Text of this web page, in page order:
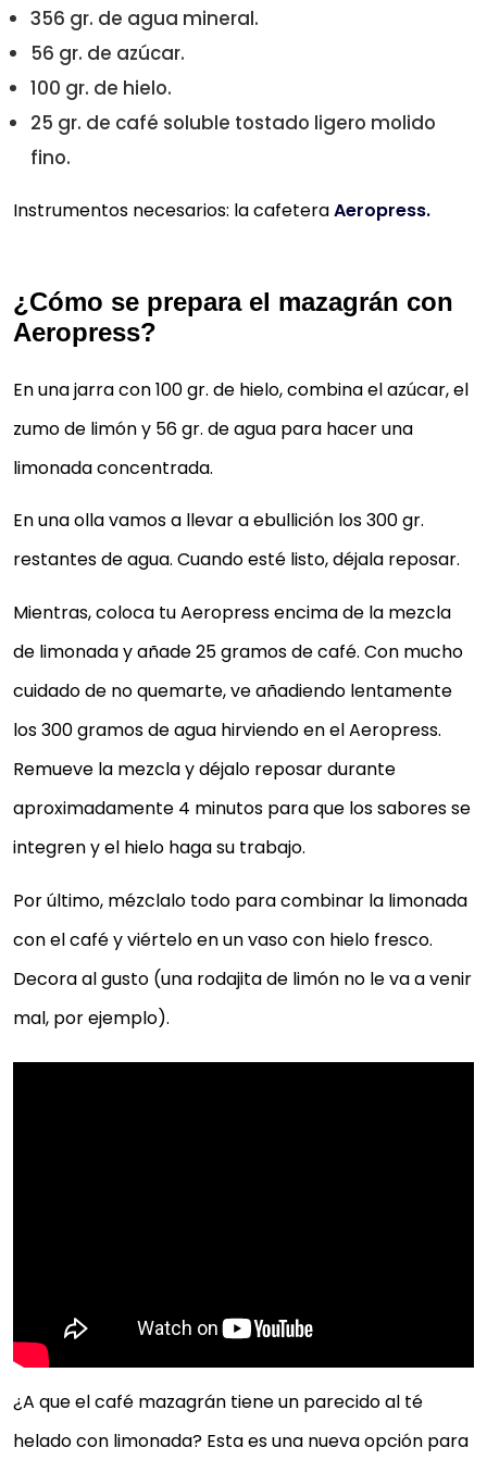
356 gr. de agua mineral.
56 gr. de azúcar.
100 gr. de hielo.
25 gr. de café soluble tostado ligero molido
fino.
Instrumentos necesarios: la cafeteraAeropress.
¿Cómo se prepara el mazagrán con
Aeropress?
En una jarra con 100 gr. de hielo, combina el azúcar, el
zumo de limón y 56 gr. de agua para hacer una
limonada concentrada.
En una olla vamos a llevar a ebullición los 300 gr.
restantes de agua. Cuando esté listo, déjala reposar.
Mientras, coloca tu Aeropress encima de la mezcla
de limonada y añade 25 gramos de café. Con mucho
cuidado de no quemarte, ve añadiendo lentamente
los 300 gramos de agua hirviendo en el Aeropress.
Remueve la mezcla y déjalo reposar durante
aproximadamente 4 minutos para que los sabores se
integren y el hielo haga su trabajo.
Por último, mézclalo todo para combinar la limonada
con el café y viértelo en un vaso con hielo fresco.
Decora al gusto (una rodajita de limón no le va a venir
mal, por ejemplo).
¿A que el café mazagrán tiene un parecido al té
helado con limonada? Esta es una nueva opción para